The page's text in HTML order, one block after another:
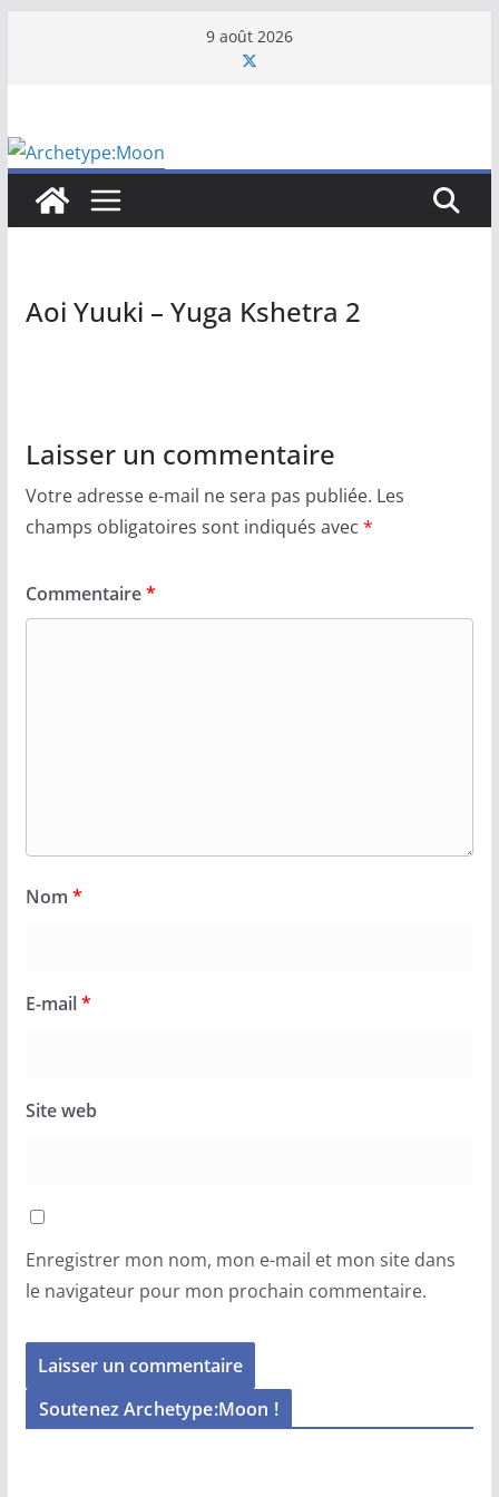
9 août 2026
Aoi Yuuki – Yuga Kshetra 2
Laisser un commentaire
Votre adresse e-mail ne sera pas publiée. Les
champs obligatoires sont indiqués avec *
Commentaire*
Nom *
E-mail*
Site web
Enregistrer mon nom, mon e-mail et mon site dans
le navigateur pour mon prochain commentaire.
Soutenez Archetype:Moon !